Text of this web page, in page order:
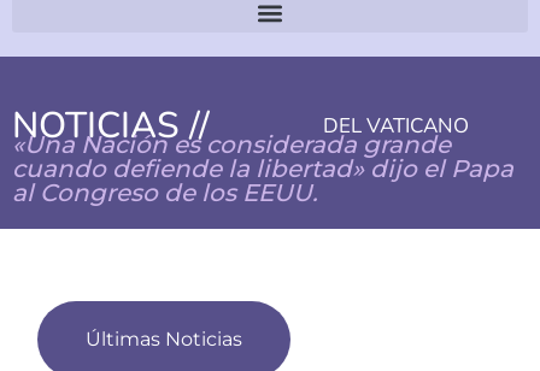
NOTICIAS // DEL VATICANO
«Una Nación es considerada grande
cuando defiende la libertad» dijo el Papa
al Congreso de los EEUU.
Últimas Noticias